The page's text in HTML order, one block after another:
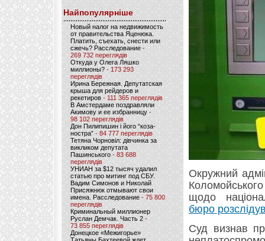
Найпопулярніше
Новый налог на недвижимость
от правительства Яценюка.
Платить, съехать, снести или
сжечь? Расследование-
269 732 переглядів
Откуда у Олега Ляшко
миллионы? - 173 293
переглядів
Ирина Бережная. Депутатская
крыша для рейдеров и
рекетиров - 111 365 переглядів
В Амстердаме поздравляли
Акимову и ее избранницу -
98 102 переглядів
Дон Пилипишин і його “коза-
ностра” - 84 777 переглядів
Тетяна Чорновіл: дівчинка за
викликом депутата
Пашинського- 83 688
переглядів
УНИАН за $12 тысяч удалил
статью про митинг под СБУ.
Вадим Симонов и Николай
Присяжнюк отмывают свои
имена. Расследование - 75 800
переглядів
Криминальный миллионер
Руслан Демчак. Часть 2-
73 855 переглядів
Донецкое «Межигорье»
Окружний
щодо
бюро
Суд визнав